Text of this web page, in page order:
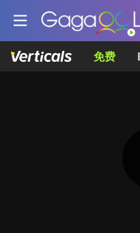
免费